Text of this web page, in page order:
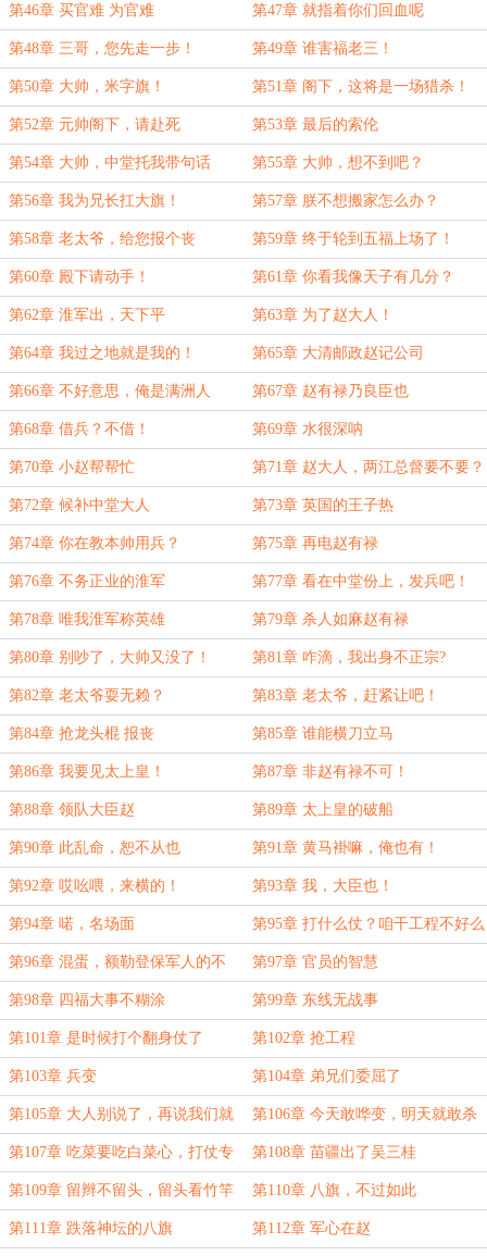
第46章 买官难 为官难 第47章 就指着你们回血呢
第48章 三哥，您先走一步！ 第49章 谁害福老三！
第50章 大帅，米字旗！ 第51章 阁下，这将是一场猎杀！
第52章 元帅阁下，请赴死 第53章 最后的索伦
第54章 大帅，中堂托我带句话 第55章 大帅，想不到吧？
第56章 我为兄长扛大旗！ 第57章 朕不想搬家怎么办？
第58章 老太爷，给您报个丧 第59章 终于轮到五福上场了！
第60章 殿下请动手！ 第61章 你看我像天子有几分？
第62章 淮军出，天下平 第63章 为了赵大人！
第64章 我过之地就是我的！ 第65章 大清邮政赵记公司
第66章 不好意思，俺是满洲人 第67章 赵有禄乃良臣也
第68章 借兵？不借！ 第69章 水很深呐
第70章 小赵帮帮忙 第71章 赵大人，两江总督要不要？
第72章 候补中堂大人 第73章 英国的王子热
第74章 你在教本帅用兵？ 第75章 再电赵有禄
第76章 不务正业的淮军 第77章 看在中堂份上，发兵吧！
第78章 唯我淮军称英雄 第79章 杀人如麻赵有禄
第80章 别吵了，大帅又没了！ 第81章 咋滴，我出身不正宗?
第82章 老太爷耍无赖？ 第83章 老太爷，赶紧让吧！
第84章 抢龙头棍 报丧 第85章 谁能横刀立马
第86章 我要见太上皇！ 第87章 非赵有禄不可！
第88章 领队大臣赵 第89章 太上皇的破船
第90章 此乱命，恕不从也 第91章 黄马褂嘛，俺也有！
第92章 哎吆喂，来横的！ 第93章 我，大臣也！
第94章 喏，名场面 第95章 打什么仗？咱干工程不好么
第96章 混蛋，额勒登保军人的不
是！
第97章 官员的智慧
第98章 四福大事不糊涂 第99章 东线无战事
第101章 是时候打个翻身仗了 第102章 抢工程
第103章 兵变 第104章 弟兄们委屈了
第105章 大人别说了，再说我们就
信了
第106章 今天敢哗变，明天就敢杀
鞑子
第107章 吃菜要吃白菜心，打仗专
打八旗兵
第108章 苗疆出了吴三桂
第109章 留辫不留头，留头看竹竿 第110章 八旗，不过如此
第111章 跌落神坛的八旗 第112章 军心在赵